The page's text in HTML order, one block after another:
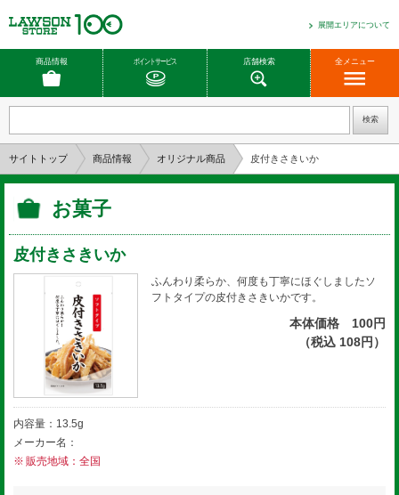
展開エリアについて
商品情報 ポイントサービス 店舗検索 全メニュー
サイトトップ 商品情報 オリジナル商品 皮付きさきいか
お菓子
皮付きさきいか
ふんわり柔らか、何度も丁寧にほぐしましたソ
フトタイプの皮付きさきいかです。
本体価格 100円
（税込 108円）
内容量：13.5g
メーカー名：
販売地域：全国